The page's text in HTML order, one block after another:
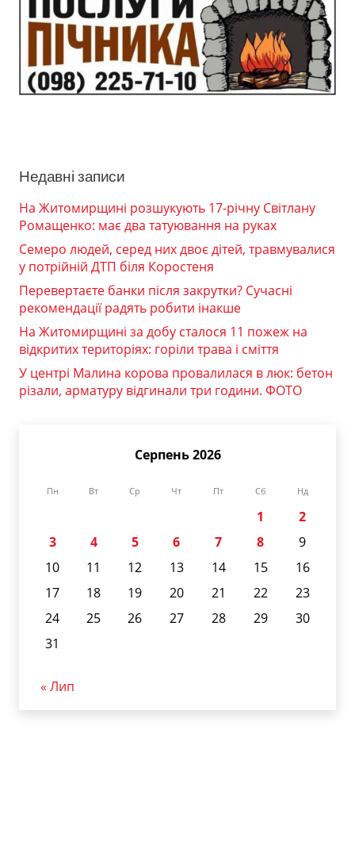
Недавні записи
На Житомирщині розшукують 17-річну Світлану
Ромащенко: має два татуювання на руках
Семеро людей, серед них двоє дітей, травмувалися
у потрійній ДТП біля Коростеня
Перевертаєте банки після закрутки? Сучасні
рекомендації радять робити інакше
На Житомирщині за добу сталося 11 пожеж на
відкритих територіях: горіли трава і сміття
У центрі Малина корова провалилася в люк: бетон
різали, арматуру відгинали три години. ФОТО
Серпень 2026
Пн Вт Ср Чт Пт Сб Нд
1
2
3
4 5 6 7 8
9
10
11 12 13 14 15
16
17
18 19 20 21 22
23
24
25 26 27 28 29
30
31
« Лип